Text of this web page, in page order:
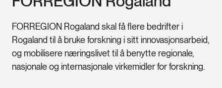
FORREGION Rogaland skal få flere bedrifter i
Rogaland til å bruke forskning i sitt innovasjonsarbeid,
og mobilisere næringslivet til å benytte regionale,
nasjonale og internasjonale virkemidler for forskning.